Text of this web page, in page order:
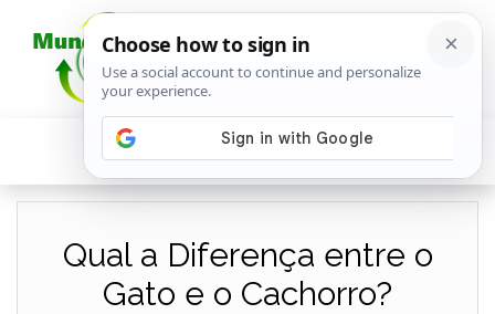
Qual a Diferença entre o
Gato e o Cachorro?